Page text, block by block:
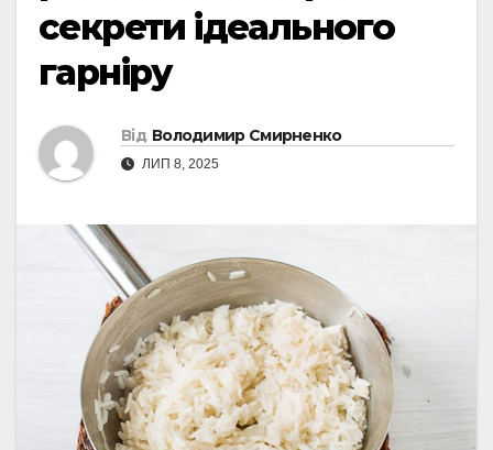
секрети ідеального
гарніру
Від Володимир Смирненко
ЛИП 8, 2025